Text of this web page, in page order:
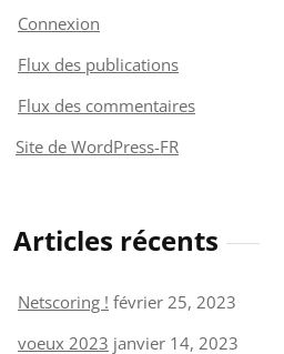
Connexion
Flux des publications
Flux des commentaires
Site de WordPress-FR
Articles récents
Netscoring ! février 25, 2023
voeux 2023 janvier 14, 2023